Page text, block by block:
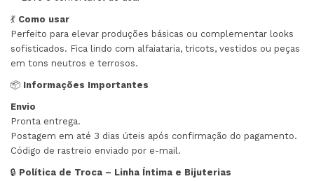
💃 Como usar
Perfeito para elevar produções básicas ou complementar looks
sofisticados. Fica lindo com alfaiataria, tricots, vestidos ou peças
em tons neutros e terrosos.
📦 Informações Importantes
Envio
Pronta entrega.
Postagem em até 3 dias úteis após confirmação do pagamento.
Código de rastreio enviado por e-mail.
🔒 Política de Troca – Linha Íntima e Bijuterias